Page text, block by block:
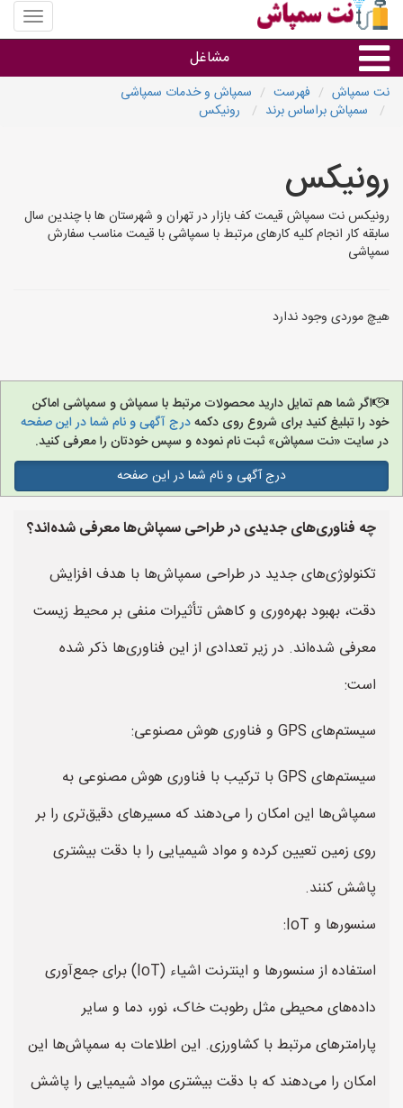
منوی
سایت
مشاغل
گروه ها
نت سمپاش فهرست
سمپاش و خدمات سمپاشی
سمپاش براساس برند
رونیکس
رونیکس
رونیکس نت سمپاش قیمت کف بازار در تهران و شهرستان ها با چندین سال
سابقه کار انجام کلیه کارهای مرتبط با سمپاشی با قیمت مناسب سفارش
سمپاشی
هیچ موردی وجود ندارد
اگر شما هم تمایل دارید محصولات مرتبط با سمپاش و سمپاشی اماکن
خود را تبلیغ کنید برای شروع روی دکمهدرج آگهی و نام شما در این صفحه
در سایت «نت سمپاش» ثبت نام نموده و سپس خودتان را معرفی کنید.
درج آگهی و نام شما در این صفحه
چه فناوری‌های جدیدی در طراحی سمپاش‌ها معرفی شده‌اند؟
تکنولوژی‌های جدید در طراحی سمپاش‌ها با هدف افزایش
دقت، بهبود بهره‌وری و کاهش تأثیرات منفی بر محیط زیست
معرفی شده‌اند. در زیر تعدادی از این فناوری‌ها ذکر شده
است:
سیستم‌های GPS و فناوری هوش مصنوعی:
سیستم‌های GPS با ترکیب با فناوری هوش مصنوعی به
سمپاش‌ها این امکان را می‌دهند که مسیرهای دقیق‌تری را بر
روی زمین تعیین کرده و مواد شیمیایی را با دقت بیشتری
پاشش کنند.
سنسورها و IoT:
استفاده از سنسورها و اینترنت اشیاء (IoT) برای جمع‌آوری
داده‌های محیطی مثل رطوبت خاک، نور، دما و سایر
پارامترهای مرتبط با کشاورزی. این اطلاعات به سمپاش‌ها این
امکان را می‌دهند که با دقت بیشتری مواد شیمیایی را پاشش